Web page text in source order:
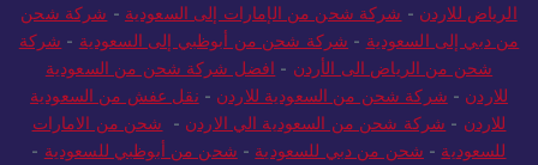
الرياض للاردن - شركة شحن من الإمارات إلى السعودية - شركة شحن
من دبي إلى السعودية - شركة شحن من أبوظبي إلى السعودية - شركة
شحن من الرياض الى الأردن - افضل شركة شحن من السعودية
للاردن - شركة شحن من السعودية للاردن - نقل عفش من السعودية
للاردن - شركة شحن من السعودية الي الاردن - شحن من الامارات
للسعودية - شحن من دبي للسعودية - شحن من أبوظبي للسعودية -